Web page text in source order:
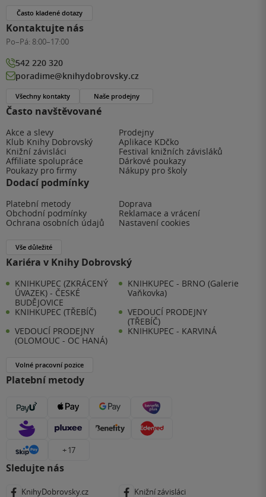
Často navštěvované
Akce a slevy
Prodejny
Klub Knihy Dobrovský
Aplikace KDčko
Knižní závisláci
Festival knižních závisláků
Affiliate spolupráce
Dárkové poukazy
Poukazy pro firmy
Nákupy pro školy
Dodací podmínky
Platební metody
Doprava
Obchodní podmínky
Reklamace a vrácení
Ochrana osobních údajů
Nastavení cookies
Vše důležité
Kariéra v Knihy Dobrovský
KNIHKUPEC (ZKRÁCENÝ
ÚVAZEK) - ČESKÉ
BUDĚJOVICE
KNIHKUPEC - BRNO (Galerie
Vaňkovka)
KNIHKUPEC (TŘEBÍČ)
VEDOUCÍ PRODEJNY
(TŘEBÍČ)
VEDOUCÍ PRODEJNY
(OLOMOUC - OC HANÁ)
KNIHKUPEC - KARVINÁ
Volné pracovní pozice
Platební metody
+ 17
Sledujte nás
KnihyDobrovsky.cz Knižní závisláci
Často kladené dotazy
Kontaktujte nás
Po–Pá: 8:00–17:00
542 220 320
poradime@knihydobrovsky.cz
Všechny kontakty Naše prodejny